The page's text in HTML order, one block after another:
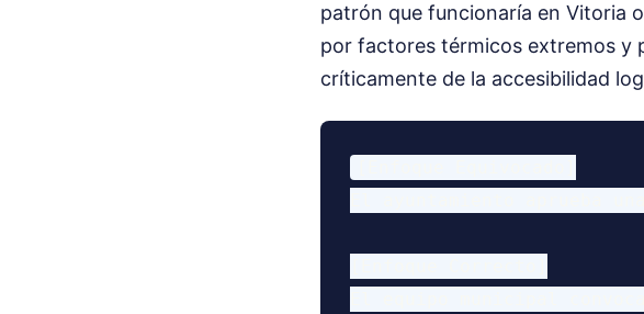
patrón que funcionaría en Vitoria
por factores térmicos extremos y
críticamente de la accesibilidad